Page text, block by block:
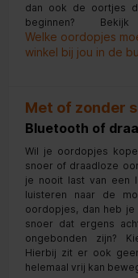
dan ook de oortjes
beginnen?
Welke oordopjes
winkel bij jou in de
Met of zonder
Bluetooth of
Wil je oordopjes
snoer of draadloze
je nooit last van een
luisteren naar de
oordopjes, dan heb
snoer dat ergens
ongebonden zijn?
Hierbij zit er ook
helemaal vrij kan